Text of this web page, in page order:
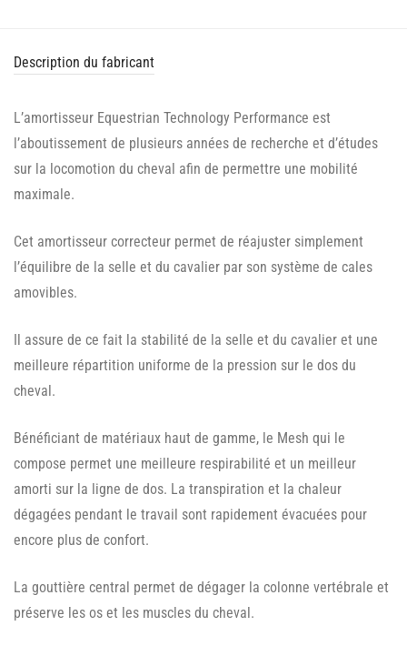
Description du fabricant
L’amortisseur Equestrian Technology Performance est
l’aboutissement de plusieurs années de recherche et d’études
sur la locomotion du cheval afin de permettre une mobilité
maximale.
Cet amortisseur correcteur permet de réajuster simplement
l’équilibre de la selle et du cavalier par son système de cales
amovibles.
Il assure de ce fait la stabilité de la selle et du cavalier et une
meilleure répartition uniforme de la pression sur le dos du
cheval.
Bénéficiant de matériaux haut de gamme, le Mesh qui le
compose permet une meilleure respirabilité et un meilleur
amorti sur la ligne de dos. La transpiration et la chaleur
dégagées pendant le travail sont rapidement évacuées pour
encore plus de confort.
La gouttière central permet de dégager la colonne vertébrale et
préserve les os et les muscles du cheval.